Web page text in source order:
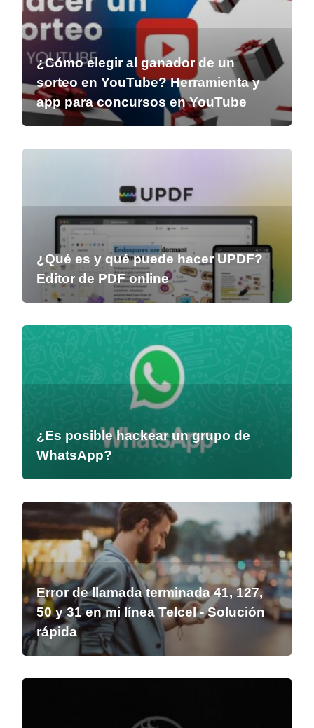
¿Cómo elegir al ganador de un
sorteo en YouTube? Herramienta y
app para concursos en YouTube
¿Qué es y qué puede hacer UPDF?
Editor de PDF online
¿Es posible hackear un grupo de
WhatsApp?
Error de llamada terminada 41, 127,
50 y 31 en mi línea Telcel - Solución
rápida